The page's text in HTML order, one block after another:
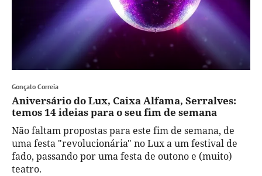
Gonçalo Correia
Aniversário do Lux, Caixa Alfama, Serralves:
temos 14 ideias para o seu fim de semana
Não faltam propostas para este fim de semana, de
uma festa "revolucionária" no Lux a um festival de
fado, passando por uma festa de outono e (muito)
teatro.